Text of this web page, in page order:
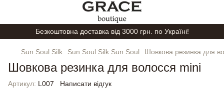
Безкоштовна доставка від 3000 грн. по Україні!
Sun Soul Silk Sun Soul Silk Sun Soul Шовкова резинка для
Шовкова резинка для волосся mini
Артикул: L007 Написати відгук